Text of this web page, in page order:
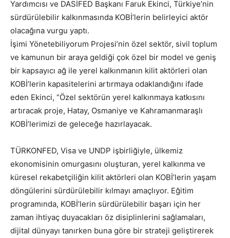
Yardımcısı ve DASİFED Başkanı Faruk Ekinci, Türkiye’nin
sürdürülebilir kalkınmasında KOBİ’lerin belirleyici aktör
olacağına vurgu yaptı.
İşimi Yönetebiliyorum Projesi’nin özel sektör, sivil toplum
ve kamunun bir araya geldiği çok özel bir model ve geniş
bir kapsayıcı ağ ile yerel kalkınmanın kilit aktörleri olan
KOBİ’lerin kapasitelerini artırmaya odaklandığını ifade
eden Ekinci, “Özel sektörün yerel kalkınmaya katkısını
artıracak proje, Hatay, Osmaniye ve Kahramanmaraşlı
KOBİ’lerimizi de geleceğe hazırlayacak.
TÜRKONFED, Visa ve UNDP işbirliğiyle, ülkemiz
ekonomisinin omurgasını oluşturan, yerel kalkınma ve
küresel rekabetçiliğin kilit aktörleri olan KOBİ’lerin yaşam
döngülerini sürdürülebilir kılmayı amaçlıyor. Eğitim
programında, KOBİ’lerin sürdürülebilir başarı için her
zaman ihtiyaç duyacakları öz disiplinlerini sağlamaları,
dijital dünyayı tanırken buna göre bir strateji geliştirerek